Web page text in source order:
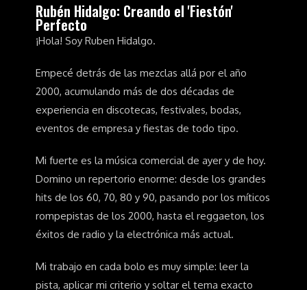
Rubén Hidalgo: Creando el 'Fiestón'
Perfecto
¡Hola! Soy Ruben Hidalgo.
Empecé detrás de las mezclas allá por el año
2000, acumulando más de dos décadas de
experiencia en discotecas, festivales, bodas,
eventos de empresa y fiestas de todo tipo.
Mi fuerte es la música comercial de ayer y de hoy.
Domino un repertorio enorme: desde los grandes
hits de los 60, 70, 80 y 90, pasando por los míticos
rompepistas de los 2000, hasta el reggaeton, los
éxitos de radio y la electrónica más actual.
Mi trabajo en cada bolo es muy simple: leer la
pista, aplicar mi criterio y soltar el tema exacto